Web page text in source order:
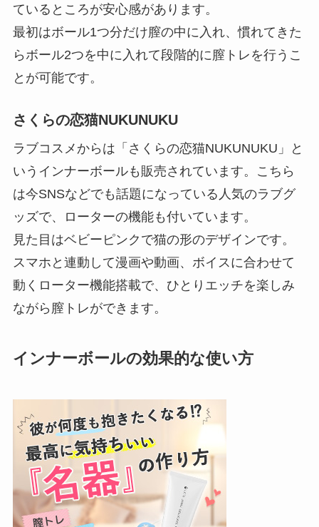
ているところが安心感があります。
最初はボール1つ分だけ膣の中に入れ、慣れてきた
らボール2つを中に入れて段階的に膣トレを行うこ
とが可能です。
さくらの恋猫NUKUNUKU
ラブコスメからは「さくらの恋猫NUKUNUKU」と
いうインナーボールも販売されています。こちら
は今SNSなどでも話題になっている人気のラブグ
ッズで、ローターの機能も付いています。
見た目はベビーピンクで猫の形のデザインです。
スマホと連動して漫画や動画、ボイスに合わせて
動くローター機能搭載で、ひとりエッチを楽しみ
ながら膣トレができます。
インナーボールの効果的な使い方